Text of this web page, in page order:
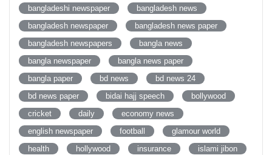
bangladeshi newspaper
bangladesh news
bangladesh newspaper
bangladesh news paper
bangladesh newspapers
bangla news
bangla newspaper
bangla news paper
bangla paper
bd news
bd news 24
bd news paper
bidai hajj speech
bollywood
cricket
daily
economy news
english newspaper
football
glamour world
health
hollywood insurance
islami jibon